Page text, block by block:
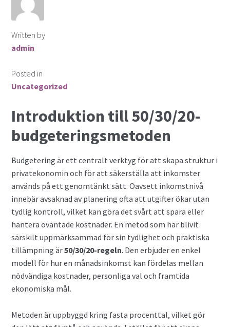
Written by
admin
Posted in
Uncategorized
Introduktion till 50/30/20-
budgeteringsmetoden
Budgetering är ett centralt verktyg för att skapa struktur i
privatekonomin och för att säkerställa att inkomster
används på ett genomtänkt sätt. Oavsett inkomstnivå
innebär avsaknad av planering ofta att utgifter ökar utan
tydlig kontroll, vilket kan göra det svårt att spara eller
hantera oväntade kostnader. En metod som har blivit
särskilt uppmärksammad för sin tydlighet och praktiska
tillämpning är50/30/20-regeln. Den erbjuder en enkel
modell för hur en månadsinkomst kan fördelas mellan
nödvändiga kostnader, personliga val och framtida
ekonomiska mål.
Metoden är uppbyggd kring fasta procenttal, vilket gör